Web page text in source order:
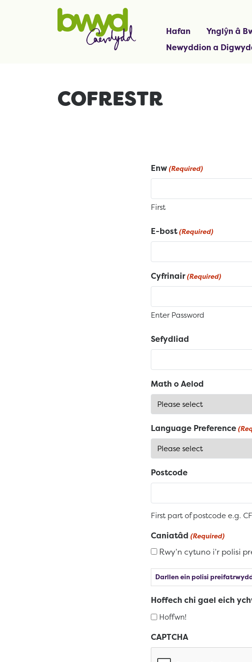
Hafan Ynglŷn â
Newyddion a
COFRESTR
Enw (Required)
First
E-bost (Required)
Cyfrinair (Required)
Enter Password
Sefydliad
Math o Aelod
Language Preference
Postcode
First part of postcode e.g.
Caniatâd (Required)
Rwy’n cytuno i’r polisi
Darllen ein polisi
Hoffech chi gael eich
Hoffwn!
CAPTCHA